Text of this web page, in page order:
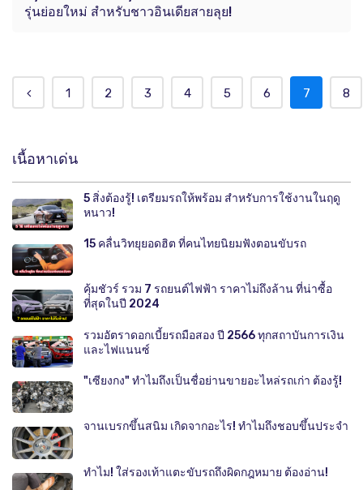
รุ่นย่อยใหม่ สำหรับชาวอินเดียสายลุย!
1 2 3 4 5 6 7 8
เนื้อหาเด่น
5 สิ่งต้องรู้! เตรียมรถให้พร้อม สำหรับการใช้งานในฤดู
หนาว!
15 คลื่นวิทยุยอดฮิต ที่คนไทยนิยมฟังตอนขับรถ
คุ้มชัวร์ รวม 7 รถยนต์ไฟฟ้า ราคาไม่ถึงล้าน ที่น่าซื้อ
ที่สุดในปี 2024
รวมอัตราดอกเบี้ยรถมือสอง ปี 2566 ทุกสถาบันการเงิน
และไฟแนนซ์
"เซียงกง" ทำไมถึงเป็นชื่อย่านขายอะไหล่รถเก่า ต้องรู้!
จานเบรกขึ้นสนิม เกิดจากอะไร! ทำไมถึงชอบขึ้นประจำ
ทำไม! ใส่รองเท้าแตะขับรถถึงผิดกฎหมาย ต้องอ่าน!